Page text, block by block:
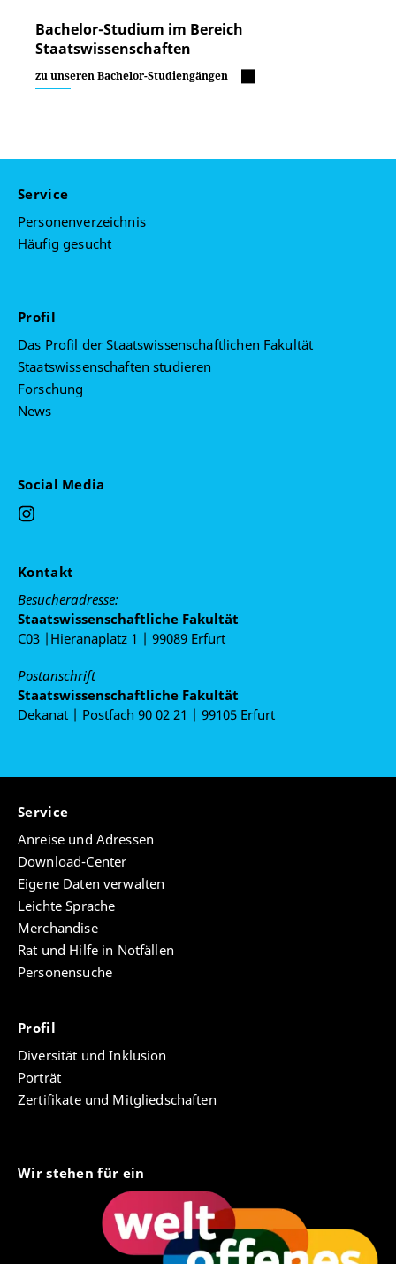
Bachelor-Studium im Bereich
Staatswissenschaften
zu unseren Bachelor-Studiengängen
Service
Personenverzeichnis
Häufig gesucht
Profil
Das Profil der Staatswissenschaftlichen Fakultät
Staatswissenschaften studieren
Forschung
News
Social Media
Kontakt
Besucheradresse:
Staatswissenschaftliche Fakultät
C03 |Hieranaplatz 1 | 99089 Erfurt
Postanschrift
Staatswissenschaftliche Fakultät
Dekanat | Postfach 90 02 21 | 99105 Erfurt
Service
Anreise und Adressen
Download-Center
Eigene Daten verwalten
Leichte Sprache
Merchandise
Rat und Hilfe in Notfällen
Personensuche
Profil
Diversität und Inklusion
Porträt
Zertifikate und Mitgliedschaften
Wir stehen für ein